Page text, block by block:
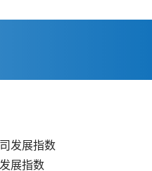
发展指数
展指数